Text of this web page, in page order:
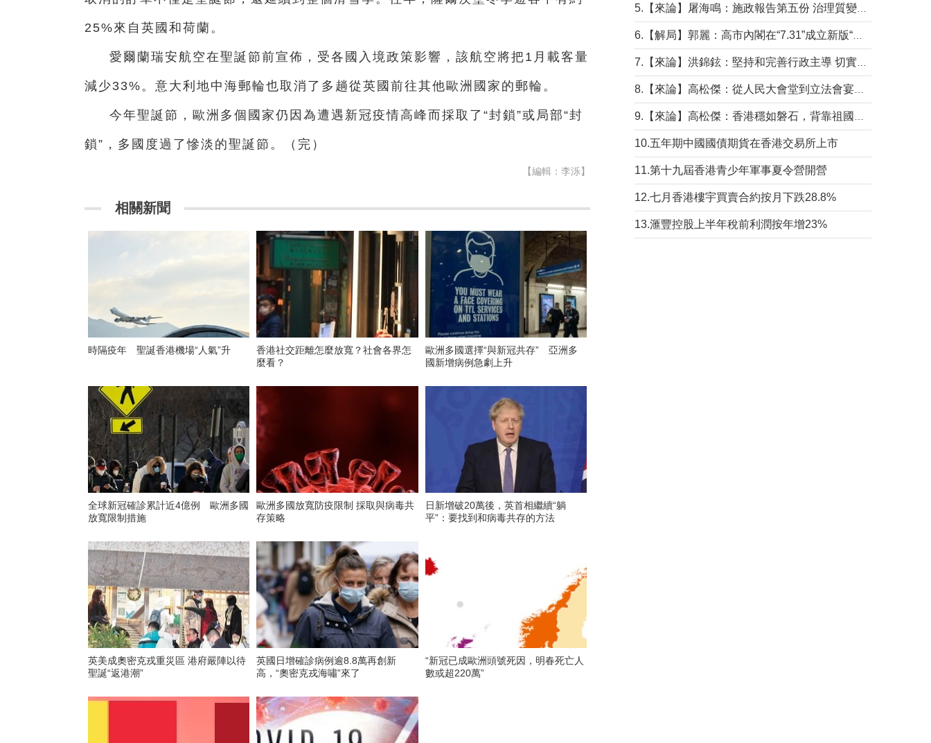
25%來自英國和荷蘭。
愛爾蘭瑞安航空在聖誕節前宣佈，受各國入境政策影響，該航空將把1月載客量
減少33%。意大利地中海郵輪也取消了多趟從英國前往其他歐洲國家的郵輪。
今年聖誕節，歐洲多個國家仍因為遭遇新冠疫情高峰而採取了“封鎖”或局部“封
鎖”，多國度過了慘淡的聖誕節。（完）
【編輯：李泺】
相關新聞
時隔疫年 聖誕香港機場“人氣”升
香港社交距離怎麼放寬？社會各界怎
麼看？
歐洲多國選擇“與新冠共存” 亞洲多
國新增病例急劇上升
全球新冠確診累計近4億例 歐洲多國
放寬限制措施
歐洲多國放寬防疫限制 採取與病毒共
存策略
日新增破20萬後，英首相繼續“躺
平”：要找到和病毒共存的方法
英美成奧密克戎重災區 港府嚴陣以待
聖誕“返港潮”
英國日增確診病例逾8.8萬再創新
高，“奧密克戎海嘯”來了
“新冠已成歐洲頭號死因，明春死亡人
數或超220萬”
10.五年期中國國債期貨在香港交易所上市
11.第十九屆香港青少年軍事夏令營開營
12.七月香港樓宇買賣合約按月下跌28.8%
13.滙豐控股上半年稅前利潤按年增23%